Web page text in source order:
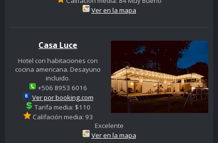
Ver en la mapa
Casa Luce
Hotel con habitaciones con
cocina americana. Desayuno
incluido.
+506 8953 6016
Ver por booking.com
Tarifa media: $110
Califación media: 93
Excelente
Ver en la mapa